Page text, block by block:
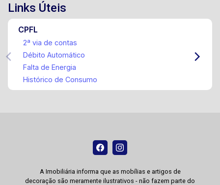
Links Úteis
CPFL
2ª via de contas
Débito Automático
Falta de Energia
Histórico de Consumo
A Imobiliária informa que as mobílias e artigos de
decoração são meramente ilustrativos - não fazem parte do